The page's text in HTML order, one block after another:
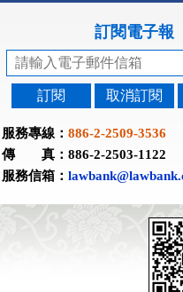
訂閱電子報
訂閱 取消訂閱
服務專線： 886-2-2509-3536
傳 真：886-2-2503-1122
服務信箱：